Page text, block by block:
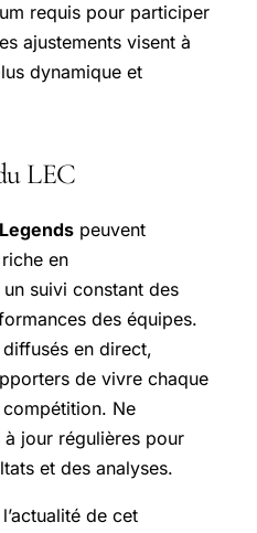
requis pour participer
ajustements visent à
dynamique et
LEC
peuvent
en
suivi constant des
des équipes.
en direct,
de vivre chaque
Ne
à jour régulières pour
et des analyses.
de cet